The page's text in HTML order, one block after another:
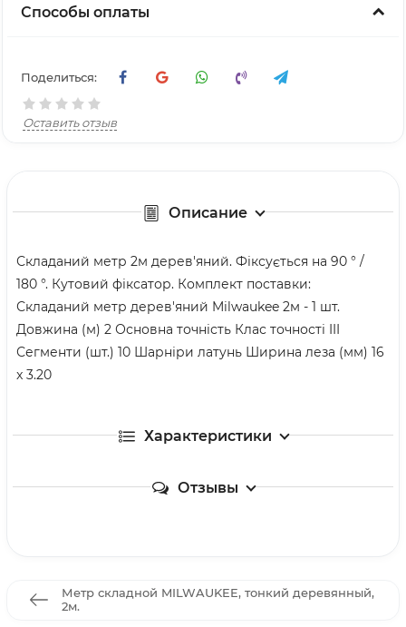
Способы оплаты
Поделиться:
Оставить отзыв
Описание
Складаний метр 2м дерев'яний. Фіксується на 90 ° /
180 °. Кутовий фіксатор. Комплект поставки:
Складаний метр дерев'яний Milwaukee 2м - 1 шт.
Довжина (м) 2 Основна точність Клас точності III
Сегменти (шт.) 10 Шарніри латунь Ширина леза (мм) 16
x 3.20
Характеристики
Отзывы
Метр складной MILWAUKEE, тонкий деревянный,
2м.